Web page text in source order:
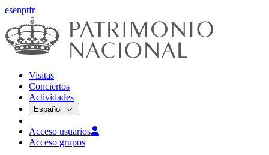
esenptfr
Visitas
Conciertos
Actividades
Español
Acceso usuarios
Acceso grupos